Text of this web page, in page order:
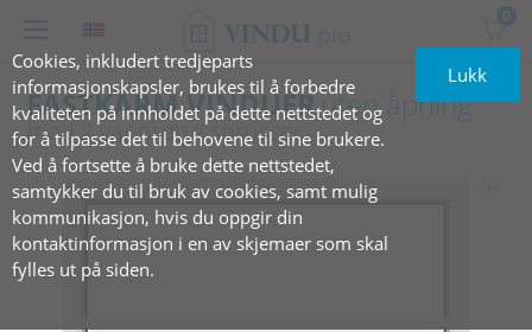
Cookies, inkludert tredjeparts
informasjonskapsler, brukes til å forbedre
kvaliteten på innholdet på dette nettstedet og
for å tilpasse det til behovene til sine brukere.
Ved å fortsette å bruke dette nettstedet,
samtykker du til bruk av cookies, samt mulig
kommunikasjon, hvis du oppgir din
kontaktinformasjon i en av skjemaer som skal
fylles ut på siden.
Lukk
0
FASTKARM VINDUERuten åpning
med 2 vannrette sprosser